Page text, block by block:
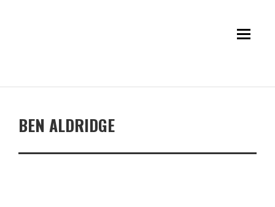
BEN ALDRIDGE